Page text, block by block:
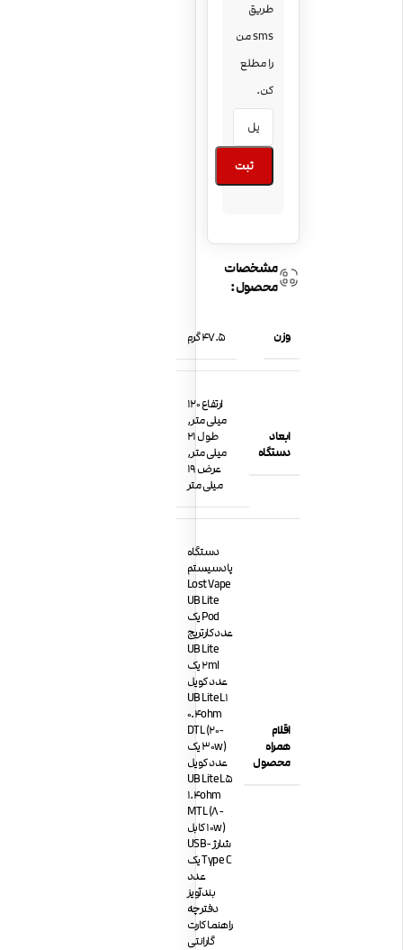
طریق
sms من
را مطلع
کن.
ثبت
مشخصات
محصول:
وزن 47.5 گرم
ابعاد
دستگاه
ارتفاع 120
میلی متر,
طول 21
میلی متر,
عرض 19
میلی متر
اقلام
همراه
محصول
دستگاه
پادسیستم
Lost Vape
UB Lite
Pod یک
عدد کارتریج
UB Lite
2ml یک
عدد کویل
UB Lite L1
0.4ohm
DTL (20-
30w) یک
عدد کویل
UB Lite L5
1.4ohm
MTL (8-
10w) کابل
شارژ USB-
Type C یک
عدد
بندآویز
دفترچه
راهنما کارت
گارانتی